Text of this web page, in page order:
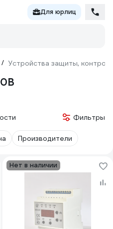
Для юрлиц
/ Устройства защиты,
Фильтры
Производители
Нет в наличии